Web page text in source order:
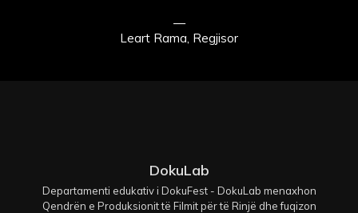
—
Leart Rama, Regjisor
DokuLab
Departamenti edukativ i DokuFest - DokuLab menaxhon
Qendrën e Produksionit të Filmit për të Rinjë dhe fuqizon